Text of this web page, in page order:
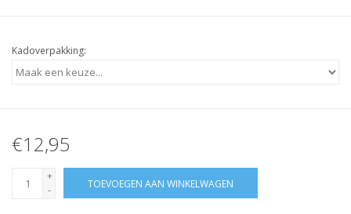
Kadoverpakking:
€12,95
+
-
TOEVOEGEN AAN WINKELWAGEN